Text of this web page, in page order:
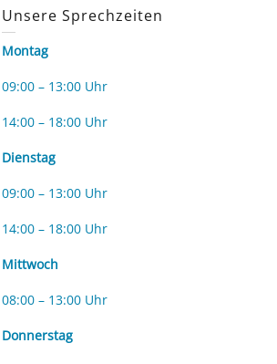
Unsere Sprechzeiten
Montag
09:00 – 13:00 Uhr
14:00 – 18:00 Uhr
Dienstag
09:00 – 13:00 Uhr
14:00 – 18:00 Uhr
Mittwoch
08:00 – 13:00 Uhr
Donnerstag